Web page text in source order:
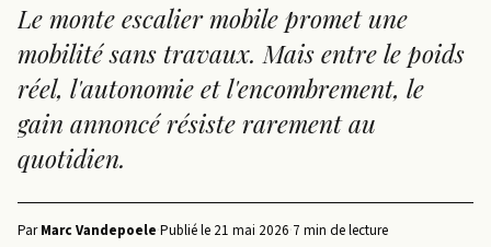
Le monte escalier mobile promet une
mobilité sans travaux. Mais entre le poids
réel, l'autonomie et l'encombrement, le
gain annoncé résiste rarement au
quotidien.
ParMarc Vandepoele·Publié le 21 mai 2026·7 min de lecture